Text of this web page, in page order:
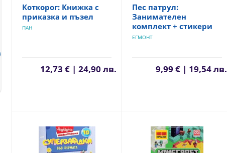
Коткорог: Книжка с
приказка и пъзел
ПАН
12,73 € | 24,90 лв.
Пес патрул:
Занимателен
комплект + стикери
ЕГМОНТ
9,99 € | 19,54 лв.